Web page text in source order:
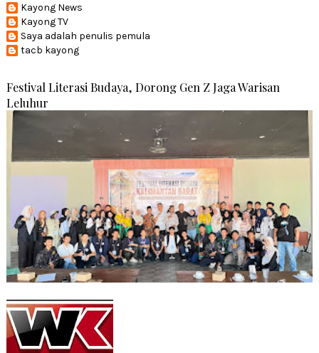
Kayong News
Kayong TV
Saya adalah penulis pemula
tacb kayong
Festival Literasi Budaya, Dorong Gen Z Jaga Warisan
Leluhur